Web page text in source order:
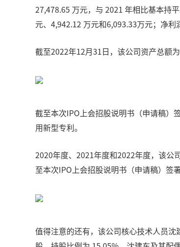
27,478.65 万元，与 2021 年相比基本持
元、4,942.12 万元和6,093.33万元；净
截至2022年12月31日，该公司资产总额
截至本次IPO上会招股说明书（申请稿）
用新型专利。
2020年度、2021年度和2022年度，该公
至本次IPO上会招股说明书（申请稿）签
值得注意的还有，该公司核心技术人员